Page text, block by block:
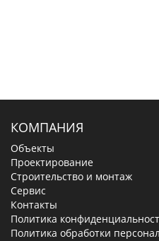
КОМПАНИЯ
Объекты
Проектирование
Строительство и монтаж
Сервис
Контакты
Политика
Политика обработки